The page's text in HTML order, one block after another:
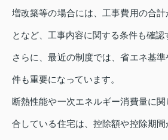
増改築等の場合には、工事費用の合
となど、工事内容に関する条件も確認
さらに、最近の制度では、省エネ基
件も重要になっています。
断熱性能や一次エネルギー消費量に
合している住宅は、控除額や控除期